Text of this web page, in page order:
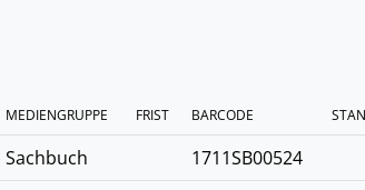
MEDIENGRUPPE FRIST BARCODE
Sachbuch 1711SB00524